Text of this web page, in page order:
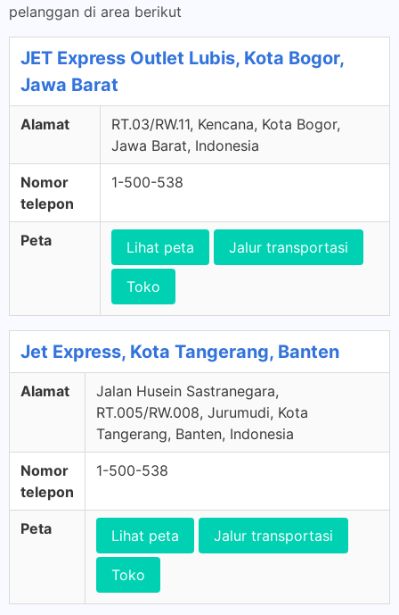
pelanggan di area berikut
JET Express Outlet Lubis, Kota Bogor,
Jawa Barat
Alamat
RT.03/RW.11, Kencana, Kota Bogor,
Jawa Barat, Indonesia
Nomor
telepon
1-500-538
Peta Lihat peta Jalur transportasi
Toko
Jet Express, Kota Tangerang, Banten
Alamat
Jalan Husein Sastranegara,
RT.005/RW.008, Jurumudi, Kota
Tangerang, Banten, Indonesia
Nomor
telepon
1-500-538
Peta Lihat peta Jalur transportasi
Toko